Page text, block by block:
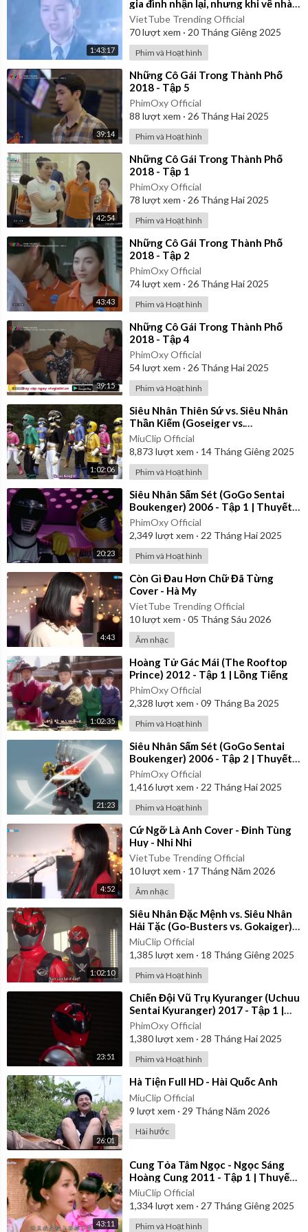
1:43:17
gia đình nhận lại, nhưng khi về nhà
thì bị đối xử tệ bạc
VietTube Trending Official
70lượt xem · 20 Tháng Giêng 2025
Phim và Hoạt hình
39:14
⁣Những Cô Gái Trong Thành Phố
2018 - Tập 5
PhimOxy Official
88 lượt xem · 26 Tháng Hai 2025
Phim và Hoạt hình
42:54
⁣Những Cô Gái Trong Thành Phố
2018 - Tập 1
PhimOxy Official
78 lượt xem · 26 Tháng Hai 2025
Phim và Hoạt hình
43:43
⁣Những Cô Gái Trong Thành Phố
2018 - Tập 2
PhimOxy Official
74lượt xem · 26 Tháng Hai 2025
Phim và Hoạt hình
39:15
⁣Những Cô Gái Trong Thành Phố
2018 - Tập 4
PhimOxy Official
54lượt xem · 26 Tháng Hai 2025
Phim và Hoạt hình
1:02:06
⁣Siêu Nhân Thiên Sứ vs. Siêu Nhân
Thần Kiếm (Goseiger vs.
Shinkenger) | Vietsub
MiuClip Official
8,873 lượt xem · 14 Tháng Giêng 2025
Phim và Hoạt hình
20:23
⁣Siêu Nhân Sấm Sét (GoGo Sentai
Boukenger) 2006 - Tập 1 | Thuyết
Minh
PhimOxy Official
2,349 lượt xem · 22 Tháng Hai 2025
Phim và Hoạt hình
4:43
⁣Còn Gì Đau Hơn Chữ Đã Từng
Cover - Hà My
VietTube Trending Official
10lượt xem · 05 Tháng Sáu 2026
Âm nhạc
1:02:35
⁣Hoàng Tử Gác Mái (The Rooftop
Prince) 2012 - Tập 1 | Lồng Tiếng
PhimOxy Official
2,328 lượt xem · 09 Tháng Ba 2025
Phim và Hoạt hình
21:23
⁣Siêu Nhân Sấm Sét (GoGo Sentai
Boukenger) 2006 - Tập 2 | Thuyết
Minh
PhimOxy Official
1,416lượt xem · 22 Tháng Hai 2025
Phim và Hoạt hình
4:52
⁣Cứ Ngỡ Là Anh Cover - Đinh Tùng
Huy - Nhi Nhi
VietTube Trending Official
10lượt xem · 17 Tháng Năm 2026
Âm nhạc
1:02:10
⁣Siêu Nhân Đặc Mệnh vs. Siêu Nhân
Hải Tặc (Go-Busters vs. Gokaiger) |
Vietsub
MiuClip Official
1,385 lượt xem · 18 Tháng Giêng 2025
Phim và Hoạt hình
23:51
⁣Chiến Đội Vũ Trụ Kyuranger (Uchuu
Sentai Kyuranger) 2017 - Tập 1 |
Thuyết Minh
PhimOxy Official
1,380lượt xem · 28 Tháng Hai 2025
Phim và Hoạt hình
26:01
⁣Hà Tiện Full HD - Hài Quốc Anh
MiuClip Official
9 lượt xem · 29 Tháng Năm 2026
Hài hước
43:11
⁣Cung Tỏa Tâm Ngọc - Ngọc Sáng
Hoàng Cung 2011 - Tập 1 | Thuyết
Minh
MiuClip Official
1,334lượt xem · 27 Tháng Giêng 2025
Phim và Hoạt hình